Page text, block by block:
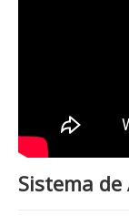
Sistema